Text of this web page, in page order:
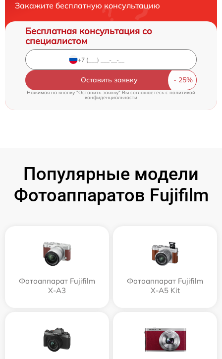
Закажите бесплатную консультацию
Бесплатная консультация со
специалистом
Оставить заявку
Нажимая на кнопку "Оставить заявку" Вы соглашаетесь c политикой
конфиденциальности
Популярные модели
Фотоаппаратов Fujifilm
Фотоаппарат Fujifilm
X-A3
Фотоаппарат Fujifilm
X-A5 Kit